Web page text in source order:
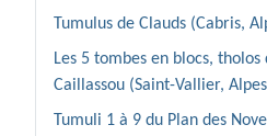
Tumulus de Clauds (Cabris,
Les 5 tombes en blocs,
Caillassou (Saint-Vallier,
Tumuli 1 à 9 du Plan des